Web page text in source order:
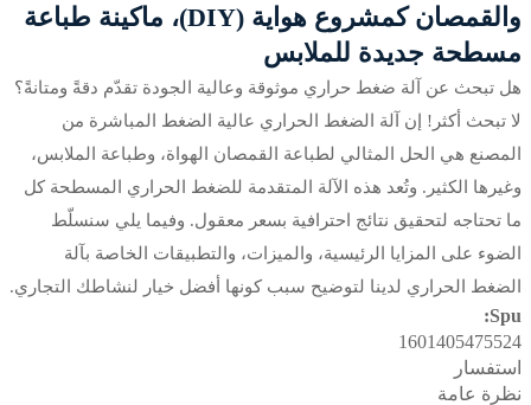
والقمصان كمشروع هواية (DIY)، ماكينة طباعة
مسطحة جديدة للملابس
هل تبحث عن آلة ضغط حراري موثوقة وعالية الجودة تقدّم دقةً ومتانةً؟
لا تبحث أكثر! إن آلة الضغط الحراري عالية الضغط المباشرة من
المصنع هي الحل المثالي لطباعة القمصان الهواة، وطباعة الملابس،
وغيرها الكثير. وتُعد هذه الآلة المتقدمة للضغط الحراري المسطحة كل
ما تحتاجه لتحقيق نتائج احترافية بسعر معقول. وفيما يلي سنسلّط
الضوء على المزايا الرئيسية، والميزات، والتطبيقات الخاصة بآلة
الضغط الحراري لدينا لتوضيح سبب كونها أفضل خيار لنشاطك التجاري.
Spu:
1601405475524
استفسار
نظرة عامة